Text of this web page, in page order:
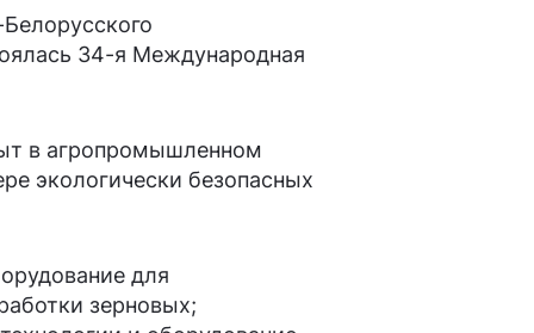
34-я Международная
в агропромышленном
экологически безопасных
для
зерновых;